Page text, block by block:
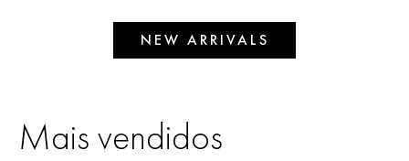
NEW ARRIVALS
Mais vendidos